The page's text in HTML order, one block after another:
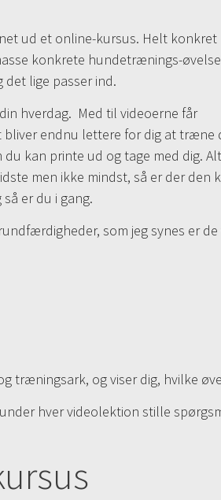
ud et online-kursus. Helt konkret
konkrete hundetrænings-
lige passer ind.
hverdag. Med til videoerne får
bliver endnu lettere for dig at træne
kan printe ud og tage med dig. Alt
men ikke mindst, så er der
er du i gang.
som jeg synes er
træningsark, og viser dig, hvilke
hver videolektion stille